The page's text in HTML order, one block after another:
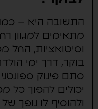
התשובה היא –
מתאימים למגוון
וסיטואציות, החל
בוקר, דרך ימי
סתם פינוק
יכולים להפוך כל
ולהוסיף לו נופך